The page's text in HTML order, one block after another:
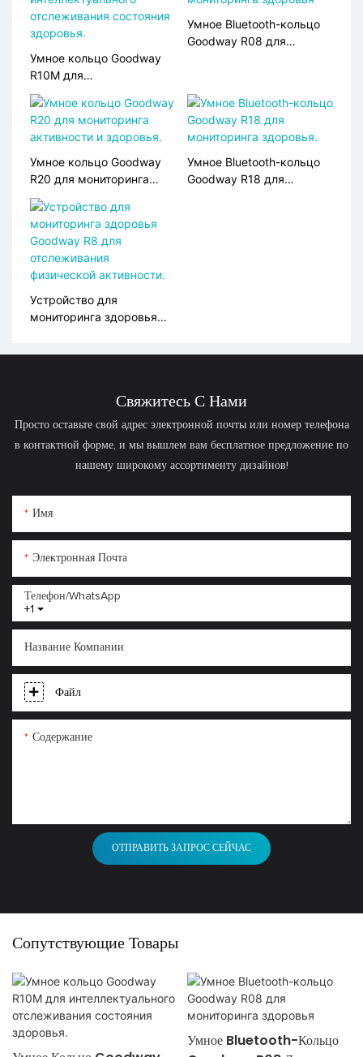
Умное кольцо Goodway
R10M для
интеллектуального
отслеживания состояния
здоровья.
Умное Bluetooth-кольцо
Goodway R08 для
Умное кольцо Goodway
R20 для мониторинга
активности и здоровья.
Умное Bluetooth-кольцо
Goodway R18 для
Устройство для
мониторинга здоровья
Свяжитесь С Нами
Просто оставьте свой адрес электронной почты или номер телефона
в контактной форме, и мы вышлем вам бесплатное предложение по
нашему широкому ассортименту дизайнов!
Имя
Электронная Почта
+1
Телефон/WhatsApp
Название Компании
Файл
Содержание
ОТПРАВИТЬ ЗАПРОС СЕЙЧАС
Сопутствующие Товары
Умное Bluetooth-Кольцо